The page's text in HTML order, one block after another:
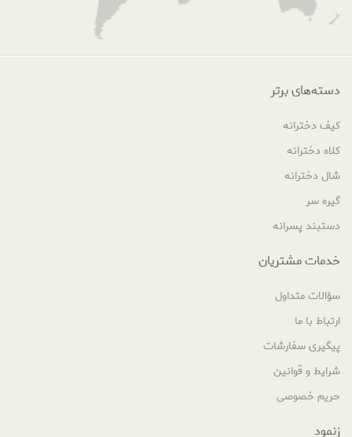
دسته‌های برتر
کیف دخترانه
کلاه دخترانه
شال دخترانه
گیره سر
دستبند پسرانه
خدمات مشتریان
سؤالات متداول
ارتباط با ما
پیگیری سفارشات
شرایط و قوانین
حریم خصوصی
زنمود